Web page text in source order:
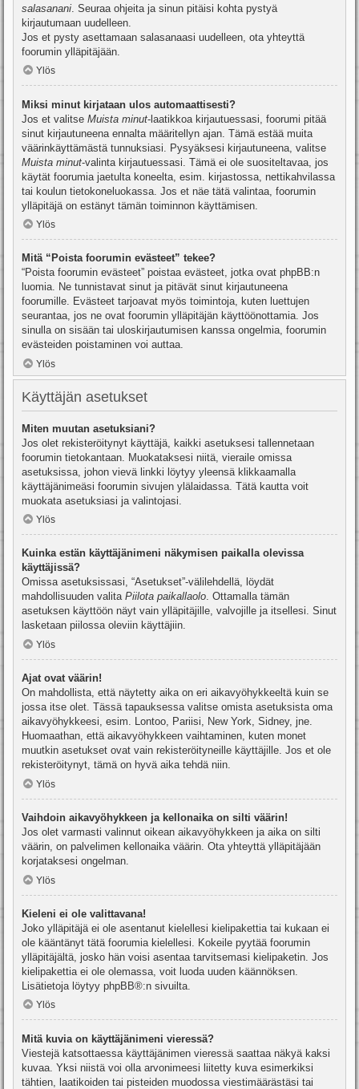
salasanani . Seuraa ohjeita ja sinun pitäisi kohta pystyä
kirjautumaan uudelleen.
Jos et pysty asettamaan salasanaasi uudelleen, ota yhteyttä
foorumin ylläpitäjään.
Ylös
Miksi minut kirjataan ulos automaattisesti?
Jos et valitse Muista minut-laatikkoa kirjautuessasi, foorumi pitää
sinut kirjautuneena ennalta määritellyn ajan. Tämä estää muita
väärinkäyttämästä tunnuksiasi. Pysyäksesi kirjautuneena, valitse
Muista minut-valinta kirjautuessasi. Tämä ei ole suositeltavaa, jos
käytät foorumia jaetulta koneelta, esim. kirjastossa, nettikahvilassa
tai koulun tietokoneluokassa. Jos et näe tätä valintaa, foorumin
ylläpitäjä on estänyt tämän toiminnon käyttämisen.
Ylös
Mitä “Poista foorumin evästeet” tekee?
“Poista foorumin evästeet” poistaa evästeet, jotka ovat phpBB:n
luomia. Ne tunnistavat sinut ja pitävät sinut kirjautuneena
foorumille. Evästeet tarjoavat myös toimintoja, kuten luettujen
seurantaa, jos ne ovat foorumin ylläpitäjän käyttöönottamia. Jos
sinulla on sisään tai uloskirjautumisen kanssa ongelmia, foorumin
evästeiden poistaminen voi auttaa.
Ylös
Käyttäjän asetukset
Miten muutan asetuksiani?
Jos olet rekisteröitynyt käyttäjä, kaikki asetuksesi tallennetaan
foorumin tietokantaan. Muokataksesi niitä, vieraile omissa
asetuksissa, johon vievä linkki löytyy yleensä klikkaamalla
käyttäjänimeäsi foorumin sivujen ylälaidassa. Tätä kautta voit
muokata asetuksiasi ja valintojasi.
Ylös
Kuinka estän käyttäjänimeni näkymisen paikalla olevissa
käyttäjissä?
Omissa asetuksissasi, “Asetukset”-välilehdellä, löydät
mahdollisuuden valita Piilota paikallaolo. Ottamalla tämän
asetuksen käyttöön näyt vain ylläpitäjille, valvojille ja itsellesi. Sinut
lasketaan piilossa oleviin käyttäjiin.
Ylös
Ajat ovat väärin!
On mahdollista, että näytetty aika on eri aikavyöhykkeeltä kuin se
jossa itse olet. Tässä tapauksessa valitse omista asetuksista oma
aikavyöhykkeesi, esim. Lontoo, Pariisi, New York, Sidney, jne.
Huomaathan, että aikavyöhykkeen vaihtaminen, kuten monet
muutkin asetukset ovat vain rekisteröityneille käyttäjille. Jos et ole
rekisteröitynyt, tämä on hyvä aika tehdä niin.
Ylös
Vaihdoin aikavyöhykkeen ja kellonaika on silti väärin!
Jos olet varmasti valinnut oikean aikavyöhykkeen ja aika on silti
väärin, on palvelimen kellonaika väärin. Ota yhteyttä ylläpitäjään
korjataksesi ongelman.
Ylös
Kieleni ei ole valittavana!
Joko ylläpitäjä ei ole asentanut kielellesi kielipakettia tai kukaan ei
ole kääntänyt tätä foorumia kielellesi. Kokeile pyytää foorumin
ylläpitäjältä, josko hän voisi asentaa tarvitsemasi kielipaketin. Jos
kielipakettia ei ole olemassa, voit luoda uuden käännöksen.
Lisätietoja löytyy phpBB®:n sivuilta.
Ylös
Mitä kuvia on käyttäjänimeni vieressä?
Viestejä katsottaessa käyttäjänimen vieressä saattaa näkyä kaksi
kuvaa. Yksi niistä voi olla arvonimeesi liitetty kuva esimerkiksi
tähtien, laatikoiden tai pisteiden muodossa viestimäärästäsi tai